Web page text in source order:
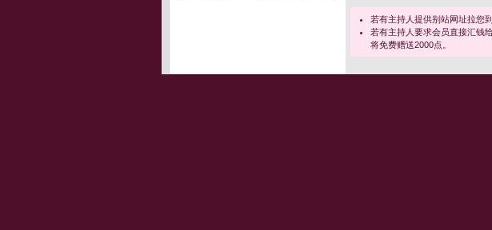
若有主持人提供别站网址拉您
若有主持人要求会员直接汇钱
将免费赠送2000点。